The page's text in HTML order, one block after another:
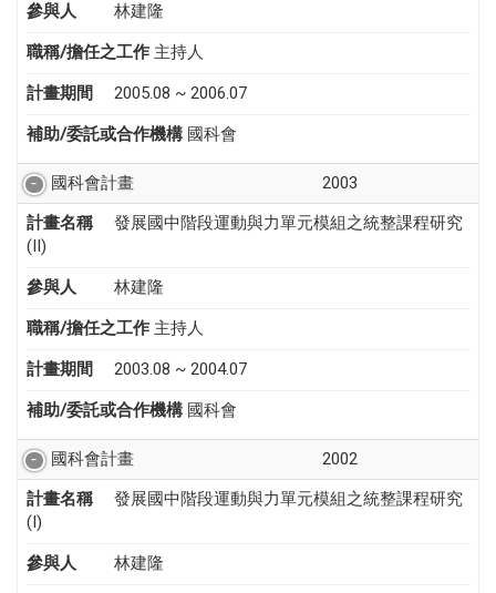
參與人 林建隆
職稱/擔任之工作 主持人
計畫期間 2005.08 ~ 2006.07
補助/委託或合作機構 國科會
國科會計畫
2003
計畫名稱
發展國中階段運動與力單元模組之統整課程研究
(II)
參與人 林建隆
職稱/擔任之工作 主持人
計畫期間 2003.08 ~ 2004.07
補助/委託或合作機構 國科會
國科會計畫
2002
計畫名稱
發展國中階段運動與力單元模組之統整課程研究
(I)
參與人 林建隆